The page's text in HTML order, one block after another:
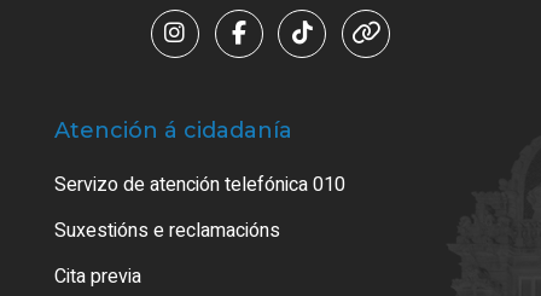
Atención á cidadanía
Servizo de atención telefónica 010
Suxestións e reclamacións
Cita previa